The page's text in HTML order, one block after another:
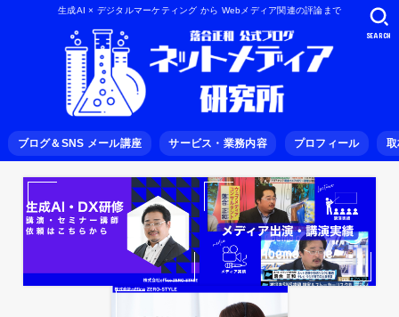
生成AI × デジタルマーケティング から Webメディア関連の評論まで
ブログ＆SNS メール講座 サービス・業務内容 プロフィール 取
SEARCH